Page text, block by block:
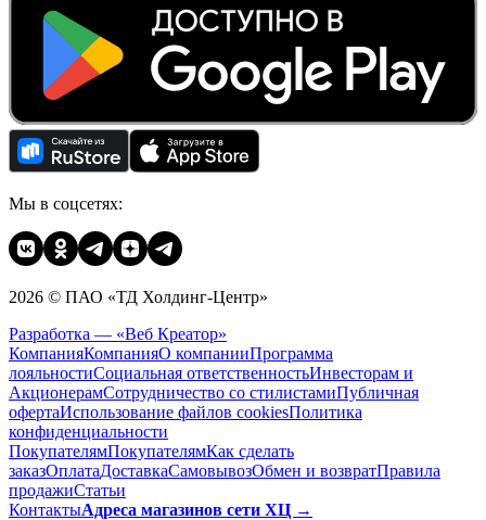
Мы в соцсетях:
2026 © ПАО «ТД Холдинг-Центр»
Разработка — «Веб Креатор»
КомпанияКомпанияО компанииПрограмма
лояльностиСоциальная ответственностьИнвесторам и
АкционерамСотрудничество со стилистамиПубличная
офертаИспользование файлов cookiesПолитика
конфиденциальности
ПокупателямПокупателямКак сделать
заказОплатаДоставкаCамовывозОбмен и возвратПравила
продажиСтатьи
КонтактыАдреса магазинов сети ХЦ →